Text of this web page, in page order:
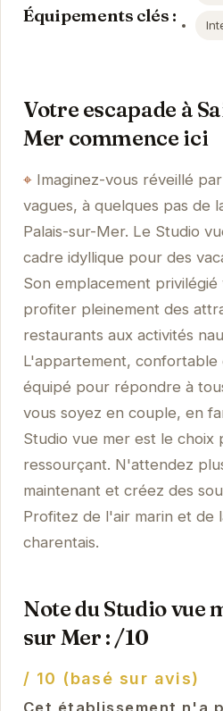
Équipements clés :
Votre escapade à
Mer commence ici
Imaginez-vous réveillé
vagues, à quelques pas de
Palais-sur-Mer. Le Studio
cadre idyllique pour des
Son emplacement
profiter pleinement des
restaurants aux activités
L'appartement, confortable
équipé pour répondre à
vous soyez en couple, en
Studio vue mer est le choix
ressourçant. N'attendez
maintenant et créez des
Profitez de l'air marin et de
charentais.
Note du Studio vue
sur Mer : /10
/ 10 (basé sur avis)